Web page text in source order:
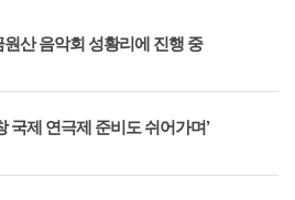
원산 음악회 성황리에 진행 중
국제 연극제 준비도 쉬어가며’